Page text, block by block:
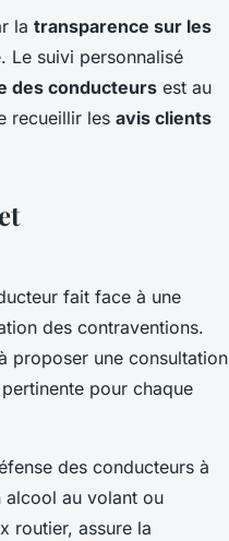
la transparence sur les
Le suivi personnalisé
des conducteurs est au
recueillir les avis clients
fait face à une
des contraventions.
proposer une consultation
pour chaque
des conducteurs à
alcool au volant ou
routier, assure la